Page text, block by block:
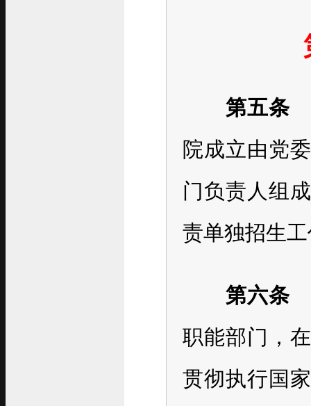
第五条
院成立由党
门负责人组
责单独招生
第六条
职能部门，
贯彻执行国